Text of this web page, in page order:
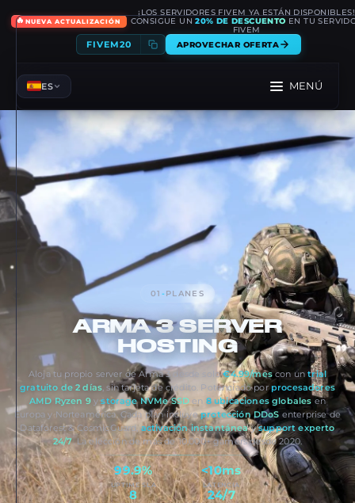
🔥NUEVA ACTUALIZACIÓN
¡LOS SERVIDORES FIVEM YA ESTÁN DISPONIBLES!
CONSIGUE UN20% DE DESCUENTO EN TU
FIVEM
FIVEM20 APROVECHAR OFERTA
ES MENÚ
01 -PLANES
ARMA 3 SERVER
HOSTING
Aloja tu propio server de Arma 3 desde solo€4.99/mescon untrial
gratuito de 2 días, sin tarjeta de crédito. Potenciado porprocesadores
AMD Ryzen 9ystorage NVMe SSD en 8 ubicaciones globales en
Europa y Norteamérica. Cada plan incluyeprotección DDoS enterprise de
Dataforest & CosmicGuard,activación instantáneaysupport experto
24/7. La elección de más de 10,000+ gamers desde 2020.
99.9%
UPTIME SLA
<10ms
LATENCIA
8 24/7